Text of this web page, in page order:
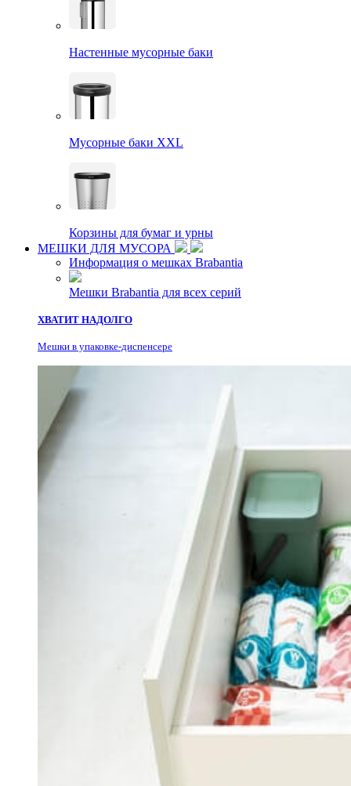
Настенные мусорные баки
Мусорные баки XXL
Корзины для бумаг и урны
МЕШКИ ДЛЯ МУСОРА
Информация о мешках Brabantia
Мешки Brabantia для всех серий
ХВАТИТ НАДОЛГО
Мешки в упаковке-диспенсере